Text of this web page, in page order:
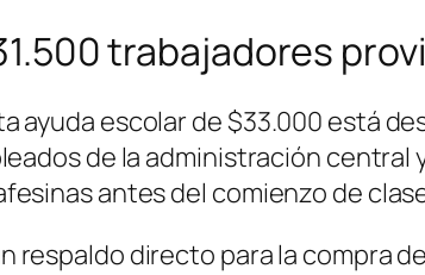
trabajadores
ayuda escolar de $33.000 está
de la administración central
antes del comienzo de
respaldo directo para la compra